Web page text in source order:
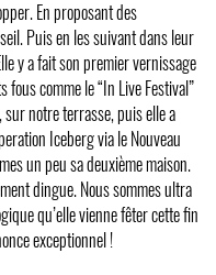
En proposant des
Puis en les suivant dans leur
y a fait son premier vernissage
comme le “In Live Festival”
sur notre terrasse, puis elle a
Iceberg via le Nouveau
un peu sa deuxième maison.
dingue. Nous sommes ultra
qu’elle vienne fêter cette fin
exceptionnel !